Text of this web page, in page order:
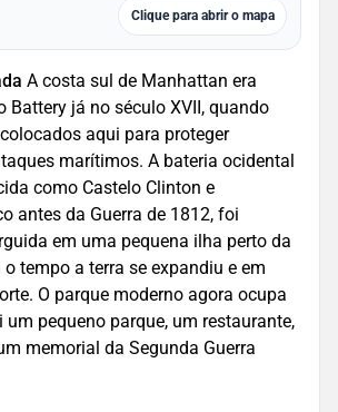
Clique para abrir o mapa
A costa sul de Manhattan era
Battery já no século XVII, quando
aqui para proteger
marítimos. A bateria ocidental
como Castelo Clinton e
antes da Guerra de 1812, foi
em uma pequena ilha perto da
tempo a terra se expandiu e em
O parque moderno agora ocupa
um pequeno parque, um restaurante,
memorial da Segunda Guerra